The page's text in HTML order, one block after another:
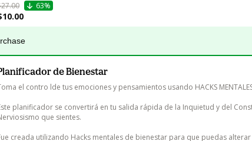
63%
de Bienestar
el contro lde tus emociones y pensamientos usando HACKS MENTALES
planificador se convertirá en tu salida rápida de la Inquietud y del
que sientes.
creada utilizando Hacks mentales de bienestar para que puedas